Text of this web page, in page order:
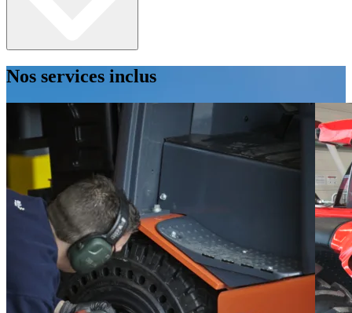
Nos services inclus